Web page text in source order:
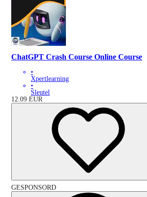
ChatGPT Crash Course Online Course
•
Xpertlearning
•
Sleutel
12.09 EUR
GESPONSORD